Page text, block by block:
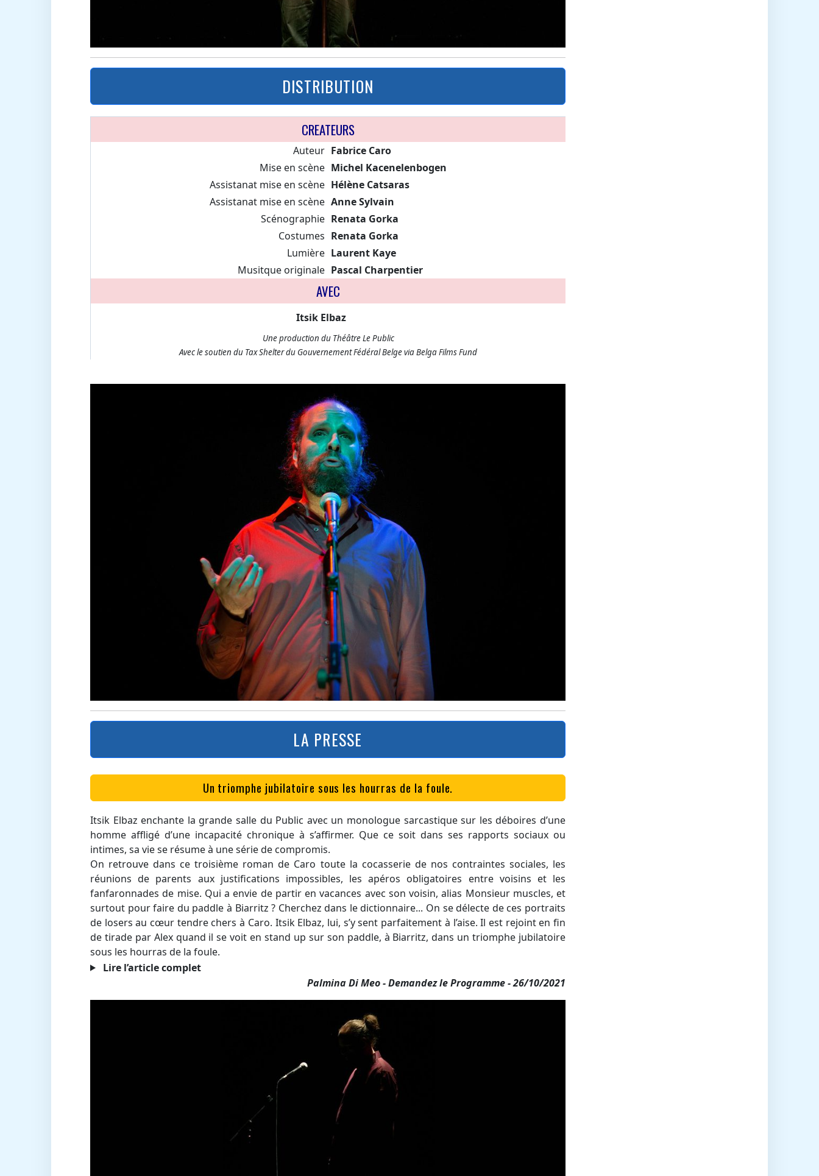
DISTRIBUTION
CREATEURS
Auteur Fabrice Caro
Mise en scène Michel Kacenelenbogen
Assistanat mise en scène Hélène Catsaras
Assistanat mise en scène Anne Sylvain
Scénographie Renata Gorka
Costumes Renata Gorka
Lumière Laurent Kaye
Musitque originale Pascal Charpentier
AVEC
Itsik Elbaz
Une production du Théâtre Le Public
Avec le soutien du Tax Shelter du Gouvernement Fédéral Belge via Belga Films Fund
LA PRESSE
Un triomphe jubilatoire sous les hourras de la foule.
Itsik Elbaz enchante la grande salle du Public avec un monologue sarcastique sur les déboires d’une
homme affligé d’une incapacité chronique à s’affirmer. Que ce soit dans ses rapports sociaux ou
intimes, sa vie se résume à une série de compromis.
On retrouve dans ce troisième roman de Caro toute la cocasserie de nos contraintes sociales, les
réunions de parents aux justifications impossibles, les apéros obligatoires entre voisins et les
fanfaronnades de mise. Qui a envie de partir en vacances avec son voisin, alias Monsieur muscles, et
surtout pour faire du paddle à Biarritz ? Cherchez dans le dictionnaire... On se délecte de ces portraits
de losers au cœur tendre chers à Caro. Itsik Elbaz, lui, s’y sent parfaitement à l’aise. Il est rejoint en fin
de tirade par Alex quand il se voit en stand up sur son paddle, à Biarritz, dans un triomphe jubilatoire
sous les hourras de la foule.
Lire l’article complet
Palmina Di Meo - Demandez le Programme - 26/10/2021